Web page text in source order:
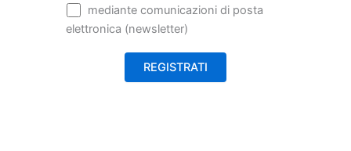
mediante comunicazioni di posta
elettronica (newsletter)